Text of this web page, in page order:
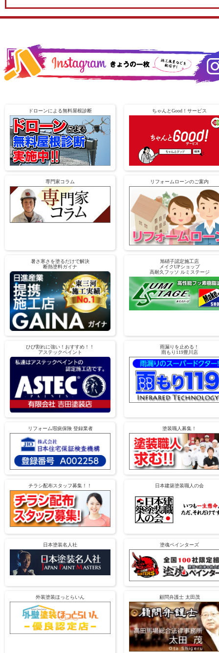
ドローンによる無料屋根診断 ちゃんとGood！サービス
専門家コラム リフォームローンのご案内
暑さ寒さを塗るだけで解決
断熱塗料ガイナ
旭硝子認定施工店
メイクUPショップ
高耐久フッソ ルミステージ
ひび割れに強い！おすすめ！！
アステックペイント
雨漏りを止める！
雨もり119豊川店
リフォーム瑕疵保険 登録業者 塗装職人募集！
チラシ配布スタッフ募集！！ 日本建築塗装職人の会
日本塗装名人社 塗魂ペインターズ
外装塗装ほっとらいん 顧問弁護士 太田茂